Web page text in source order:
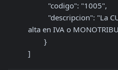
alta en IVA o
]